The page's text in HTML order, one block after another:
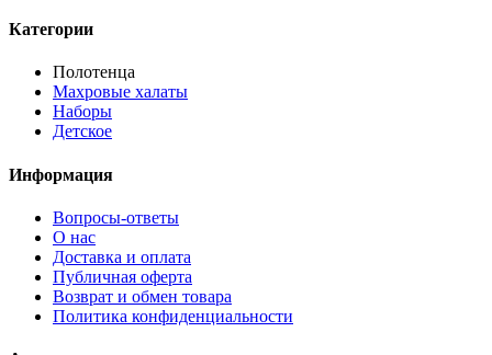
Категории
Полотенца
Махровые халаты
Наборы
Детское
Информация
Вопросы-ответы
О нас
Доставка и оплата
Публичная оферта
Возврат и обмен товара
Политика конфиденциальности